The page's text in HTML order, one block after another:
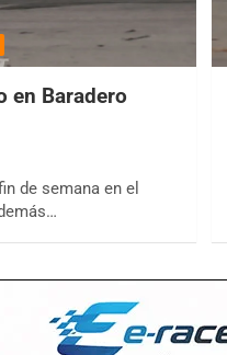
en Baradero
de semana en el